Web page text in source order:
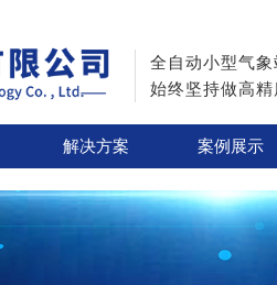
全自动小型气
始终坚持做高
解决方案 案例展示